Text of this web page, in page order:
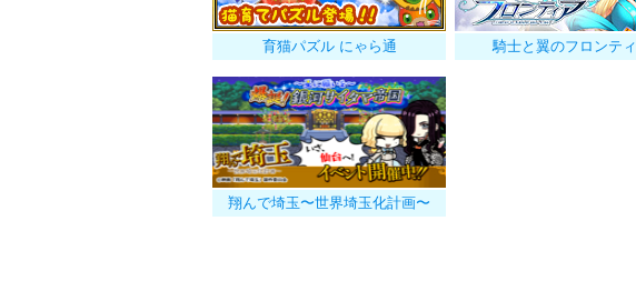
育猫パズル にゃら通 騎士と翼のフロンテ
翔んで埼玉〜世界埼玉化計画〜